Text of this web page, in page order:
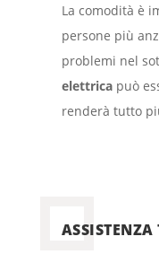
La comodità è
persone più
problemi nel
elettricapuò
renderà tutto
ASSISTENZA